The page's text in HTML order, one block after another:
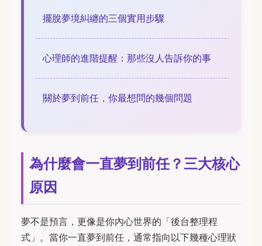
擺脫夢境糾纏的三個實用步驟
心理師的進階提醒：那些沒人告訴你的事
關於夢到前任，你最想問的幾個問題
為什麼會一直夢到前任？三大核心
原因
夢不是預言，更像是你內心世界的「後台整理程
式」。當你一直夢到前任，通常指向以下幾種心理狀